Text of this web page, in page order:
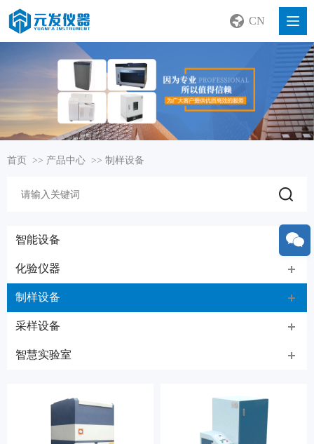
CN
首页 >> 产品中心 >> 制样设备
智能设备
化验仪器
制样设备
采样设备
智慧实验室